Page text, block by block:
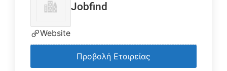
Jobfind
Website
Προβολή Εταιρείας